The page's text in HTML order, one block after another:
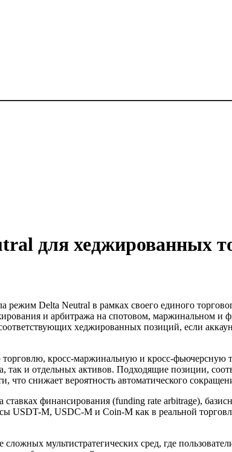
для хеджированных
режим Delta Neutral в рамках своего единого
и арбитража на спотовом, маржинальном
хеджированных позиций, если
кросс-маржинальную и кросс-фьючерсную
так и отдельных активов. Подходящие позиции,
снижает вероятность автоматического
финансирования (funding rate arbitrage),
USDT-M, USDC-M и Coin-M как в реальной
сложных мультистратегических сред, где